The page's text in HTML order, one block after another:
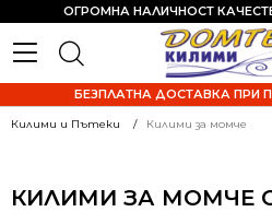
ОГРОМНА НАЛИЧНОСТ
БЕЗПЛАТНА ДОСТАВКА ПРИ
Килими и Пътеки Килими за момче
КИЛИМИ ЗА МОМЧЕ